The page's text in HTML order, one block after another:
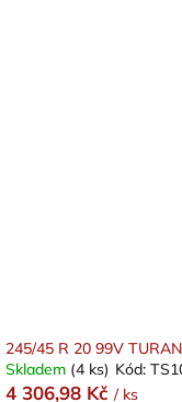
245/45 R 20 99V
Skladem (4 ks) Kód:
4 306,98 Kč / ks